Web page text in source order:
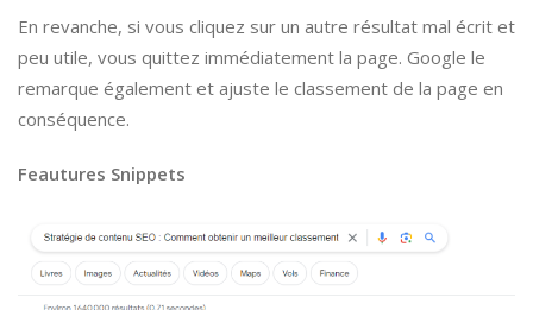
En revanche, si vous cliquez sur un autre résultat mal écrit et
peu utile, vous quittez immédiatement la page. Google le
remarque également et ajuste le classement de la page en
conséquence.
Feautures Snippets